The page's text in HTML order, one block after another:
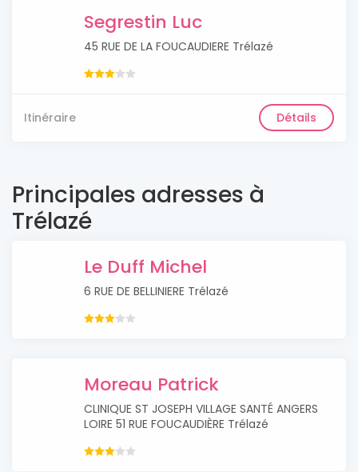
Segrestin Luc
45 RUE DE LA FOUCAUDIERE Trélazé
Itinéraire Détails
Principales adresses à
Trélazé
Le Duff Michel
6 RUE DE BELLINIERE Trélazé
Moreau Patrick
CLINIQUE ST JOSEPH VILLAGE SANTÉ ANGERS
LOIRE 51 RUE FOUCAUDIÈRE Trélazé